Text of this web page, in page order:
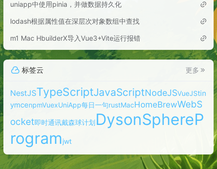
uniapp中使用pinia，并做数据持久化
lodash根据属性值在深层次对象数组中查找
m1 Mac HbuilderX导入Vue3+Vite运行报错
标签云 更多
NestJSTypeScriptJavaScriptNodeJSVueJStin
ymcenpmVuexUniApp每日一句rustMacHomeBrewWebS
ocket即时通讯戴森球计划DysonSphereP
rogramjwt